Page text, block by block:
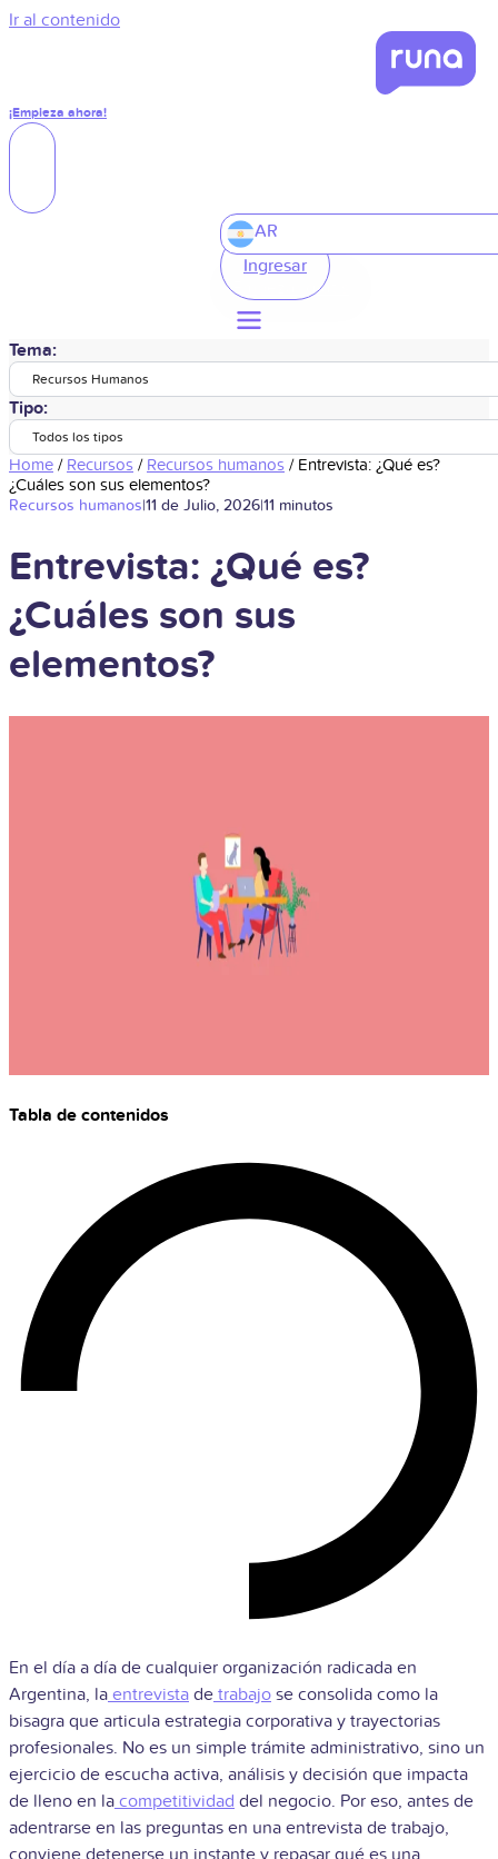
Ir al contenido
¡Empieza ahora!
AR
Ingresar
Tema:
Recursos Humanos
Tipo:
Todos los tipos
Home / Recursos / Recursos humanos / Entrevista: ¿Qué es?
¿Cuáles son sus elementos?
Recursos humanos|11 de Julio, 2026|11 minutos
Entrevista: ¿Qué es?
¿Cuáles son sus
elementos?
Tabla de contenidos
En el día a día de cualquier organización radicada en
Argentina, la entrevista de trabajo se consolida como la
bisagra que articula estrategia corporativa y trayectorias
profesionales. No es un simple trámite administrativo, sino un
ejercicio de escucha activa, análisis y decisión que impacta
de lleno en la competitividad del negocio. Por eso, antes de
adentrarse en las preguntas en una entrevista de trabajo,
conviene detenerse un instante y repasar qué es una